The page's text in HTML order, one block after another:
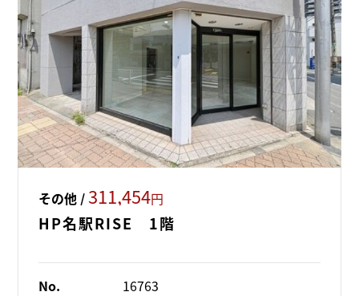
その他 /311,454円
HP名駅RISE 1階
No.
16763